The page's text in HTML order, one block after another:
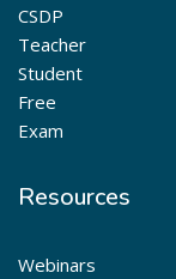
CSDP
Teacher
Student
Free
Exam
Resources
Webinars